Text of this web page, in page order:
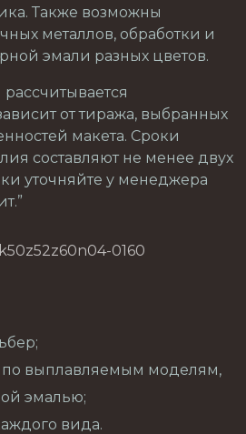
Также возможны
металлов, обработки и
эмали разных цветов.
от тиража, выбранных
макета. Сроки
составляют не менее двух
уточняйте у менеджера
0160
по выплавляемым моделям,
эмалью;
вида.